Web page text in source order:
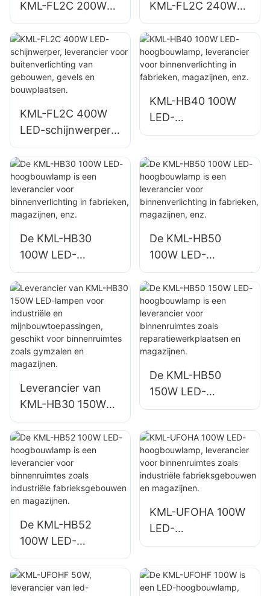
KML-FL2C 200W
LED-schijnwerpers
voor
buitenparkeerterrei
nen en magazijnen.
KML-FL2C 240W
LED-schijnwerpers
voor
buitenparkeerterrei
nen en magazijnen.
KML-FL2C 400W
LED-schijnwerper,
leverancier voor
buitenverlichting
van gebouwen,
gevels en
bouwplaatsen.
KML-HB40 100W
LED-
hoogbouwlamp,
binnenverlichting in
fabrieken,
magazijnen, enz.
De KML-HB30
100W LED-
hoogbouwlamp is
een leverancier
voor
binnenverlichting in
fabrieken,
magazijnen, enz.
De KML-HB50
100W LED-
hoogbouwlamp is
een leverancier
voor
binnenverlichting in
fabrieken,
magazijnen, enz.
Leverancier van
KML-HB30 150W
LED-lampen voor
industriële en
mijnbouwtoepassin
gen, geschikt voor
binnenruimtes
zoals gymzalen en
magazijnen.
De KML-HB50
150W LED-
hoogbouwlamp is
voor binnenruimtes
zoals
reparatiewerkplaat
sen en magazijnen.
De KML-HB52
100W LED-
hoogbouwlamp is
een leverancier
voor binnenruimtes
KML-UFOHA 100W
LED-
hoogbouwlamp,
binnenruimtes